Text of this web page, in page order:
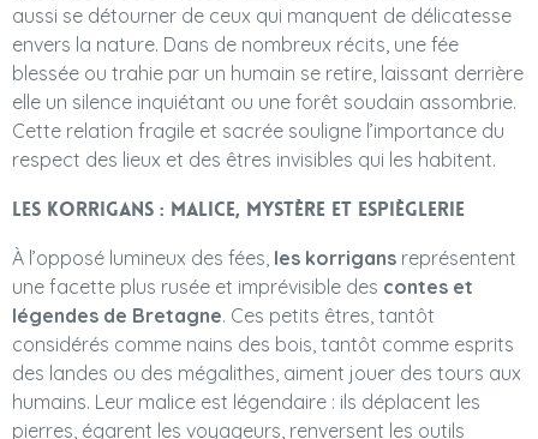
aussi se détourner de ceux qui manquent de délicatesse
envers la nature. Dans de nombreux récits, une fée
blessée ou trahie par un humain se retire, laissant derrière
elle un silence inquiétant ou une forêt soudain assombrie.
Cette relation fragile et sacrée souligne l’importance du
respect des lieux et des êtres invisibles qui les habitent.
Les korrigans : malice, mystère et espièglerie
À l’opposé lumineux des fées, les korrigans représentent
une facette plus rusée et imprévisible des contes et
légendes de Bretagne. Ces petits êtres, tantôt
considérés comme nains des bois, tantôt comme esprits
des landes ou des mégalithes, aiment jouer des tours aux
humains. Leur malice est légendaire : ils déplacent les
pierres, égarent les voyageurs, renversent les outils